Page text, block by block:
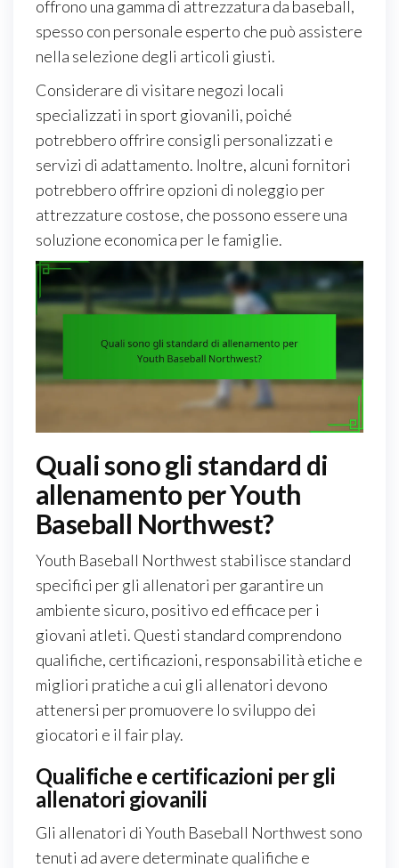
offrono una gamma di attrezzatura da baseball,
spesso con personale esperto che può assistere
nella selezione degli articoli giusti.
Considerare di visitare negozi locali
specializzati in sport giovanili, poiché
potrebbero offrire consigli personalizzati e
servizi di adattamento. Inoltre, alcuni fornitori
potrebbero offrire opzioni di noleggio per
attrezzature costose, che possono essere una
soluzione economica per le famiglie.
Quali sono gli standard di
allenamento per Youth
Baseball Northwest?
Youth Baseball Northwest stabilisce standard
specifici per gli allenatori per garantire un
ambiente sicuro, positivo ed efficace per i
giovani atleti. Questi standard comprendono
qualifiche, certificazioni, responsabilità etiche e
migliori pratiche a cui gli allenatori devono
attenersi per promuovere lo sviluppo dei
giocatori e il fair play.
Qualifiche e certificazioni per gli
allenatori giovanili
Gli allenatori di Youth Baseball Northwest sono
tenuti ad avere determinate qualifiche e